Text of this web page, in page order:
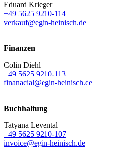
Eduard Krieger
+49 5625 9210-114
verkauf@egin-heinisch.de
Finanzen
Colin Diehl
+49 5625 9210-113
finanacial@egin-heinisch.de
Buchhaltung
Tatyana Levental
+49 5625 9210-107
invoice@egin-heinisch.de